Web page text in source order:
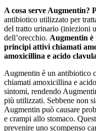
A cosa serve Augmentin?
antibiotico utilizzato per
del tratto urinario (iniezioni
dell’orecchio. Augmentin è
principi attivi chiamati
amoxicillina e acido
Augmentin è un antibiotico
chiamati amoxicillina e
sintomi, rendendo
più utilizzati. Sebbene non
Augmentin può causare
e crampi allo stomaco.
prevenire uno scompenso